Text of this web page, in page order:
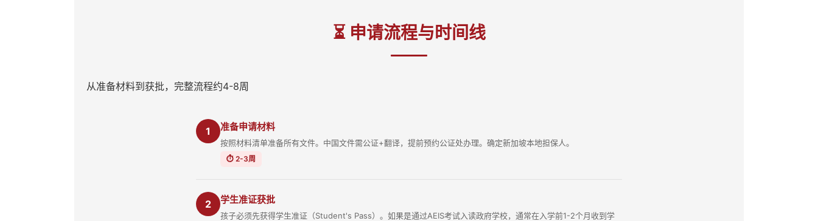
⏳ 申请流程与时间线
从准备材料到获批，完整流程约4-8周
1 准备申请材料
按照材料清单准备所有文件。中国文件需公证+翻译，提前预约公证处办理。确定新加坡本地担保人。
⏱ 2-3周
2 学生准证获批
孩子必须先获得学生准证（Student's Pass）。如果是通过AEIS考试入读政府学校，通常在入学前1-2个月收到学